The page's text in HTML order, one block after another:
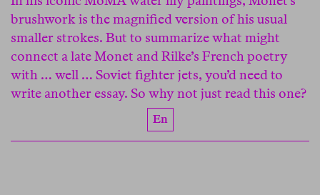
brushwork is the magnified version of his usual
smaller strokes. But to summarize what might
connect a late Monet and Rilke’s French poetry
with … well … Soviet fighter jets, you’d need to
write another essay. So why not just read this one?
En